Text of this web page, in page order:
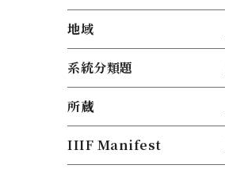
地域
系統分類題
所蔵
IIIF Manifest